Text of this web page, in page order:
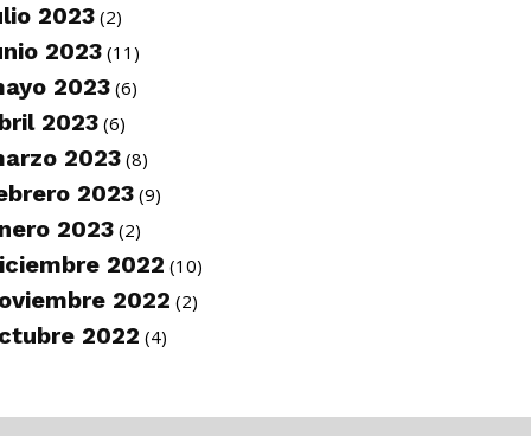
2023 (2)
2023(11)
2023(6)
2023(6)
2023 (8)
2023 (9)
2023 (2)
2022 (10)
2022 (2)
2022 (4)